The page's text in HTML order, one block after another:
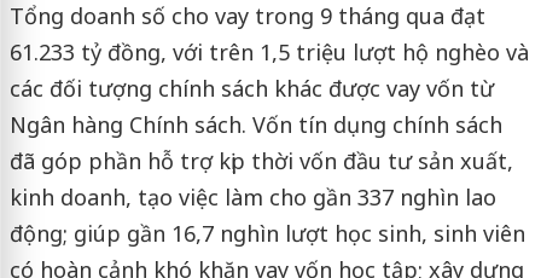
Tổng doanh số cho vay trong 9 tháng qua đạt
61.233 tỷ đồng, với trên 1,5 triệu lượt hộ nghèo và
các đối tượng chính sách khác được vay vốn từ
Ngân hàng Chính sách. Vốn tín dụng chính sách
đã góp phần hỗ trợ kịp thời vốn đầu tư sản xuất,
kinh doanh, tạo việc làm cho gần 337 nghìn lao
động; giúp gần 16,7 nghìn lượt học sinh, sinh viên
có hoàn cảnh khó khăn vay vốn học tập; xây dựng